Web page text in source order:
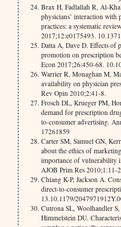
Brax H, Fadlallah R, Al-
physicians’ interaction with
practices: a systematic
2017;12:e0175493.
Datta A, Dave D. Effects of
promotion on prescription
Econ 2017;26:450-68.
Warrier R, Monaghan M,
availability on physician
Rev Opin 2010;2:41-8.
Frosch DL, Krueger PM,
demand for prescription
to-consumer advertising.
17261859
Carter SM, Samuel GN,
about the ethics of
importance of vulnerability
AJOB Prim Res
Chiang K-P, Jackson A.
direct-to-consumer
13.10.1179/
Cutrona SL, Woolhandler
Himmelstein DU.